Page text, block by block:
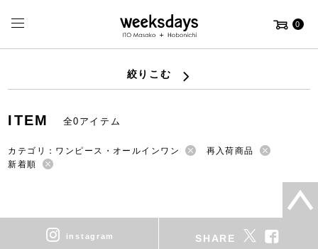
0
絞りこむ
ITEM 全0アイテム
カテゴリ：ワンピース・オールインワン
再入荷商品
新着順
instagram SHARE